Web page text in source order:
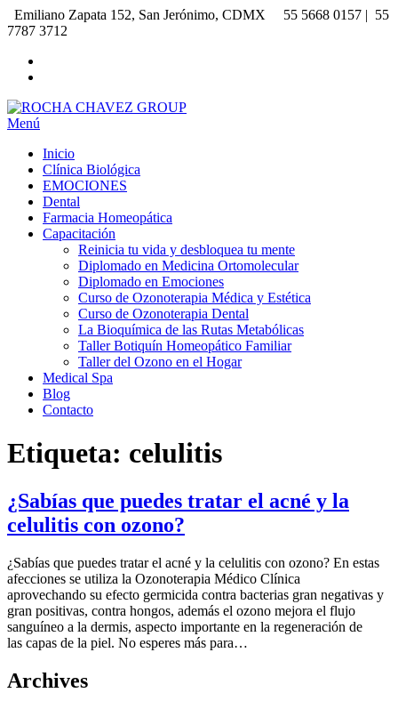
Saltar
al
Emiliano Zapata 152, San Jerónimo, CDMX 55 5668 0157 | 55
7787 3712
Diplomados | Cursos | Talleres
Menú
Inicio
Clínica Biológica
EMOCIONES
Dental
Farmacia Homeopática
Capacitación
Reinicia tu vida y desbloquea tu mente
Diplomado en Medicina Ortomolecular
Diplomado en Emociones
Curso de Ozonoterapia Médica y Estética
Curso de Ozonoterapia Dental
La Bioquímica de las Rutas Metabólicas
Taller Botiquín Homeopático Familiar
Taller del Ozono en el Hogar
Medical Spa
Blog
Contacto
Etiqueta: celulitis
¿Sabías que puedes tratar el acné y la
celulitis con ozono?
¿Sabías que puedes tratar el acné y la celulitis con ozono? En estas
afecciones se utiliza la Ozonoterapia Médico Clínica
aprovechando su efecto germicida contra bacterias gran negativas y
gran positivas, contra hongos, además el ozono mejora el flujo
sanguíneo a la dermis, aspecto importante en la regeneración de
las capas de la piel. No esperes más para…
Archives